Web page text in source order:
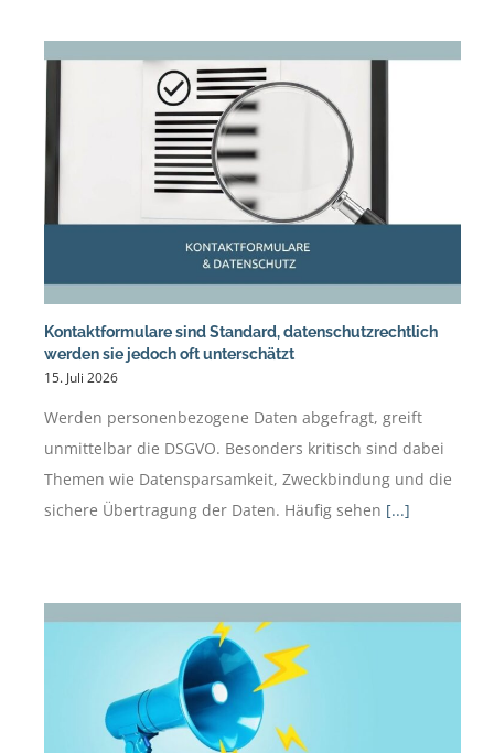
Kontaktformulare sind Standard, datenschutzrechtlich
werden sie jedoch oft unterschätzt
15. Juli 2026
Werden personenbezogene Daten abgefragt, greift
unmittelbar die DSGVO. Besonders kritisch sind dabei
Themen wie Datensparsamkeit, Zweckbindung und die
sichere Übertragung der Daten. Häufig sehen [...]